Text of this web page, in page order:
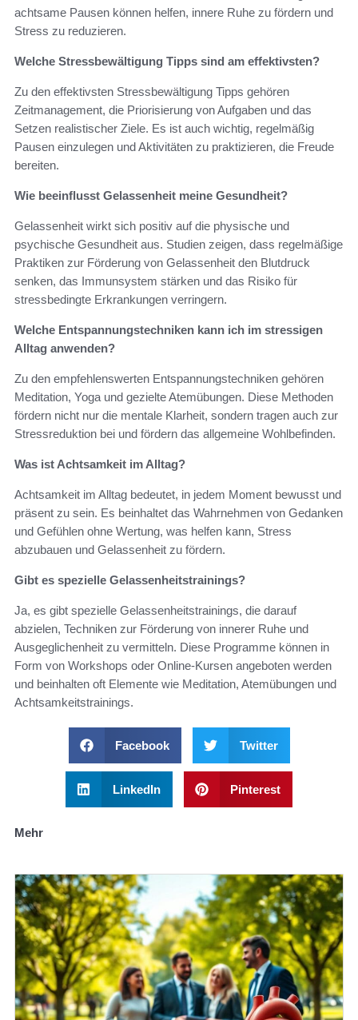
achtsame Pausen können helfen, innere Ruhe zu fördern und
Stress zu reduzieren.
Welche Stressbewältigung Tipps sind am effektivsten?
Zu den effektivsten Stressbewältigung Tipps gehören
Zeitmanagement, die Priorisierung von Aufgaben und das
Setzen realistischer Ziele. Es ist auch wichtig, regelmäßig
Pausen einzulegen und Aktivitäten zu praktizieren, die Freude
bereiten.
Wie beeinflusst Gelassenheit meine Gesundheit?
Gelassenheit wirkt sich positiv auf die physische und
psychische Gesundheit aus. Studien zeigen, dass regelmäßige
Praktiken zur Förderung von Gelassenheit den Blutdruck
senken, das Immunsystem stärken und das Risiko für
stressbedingte Erkrankungen verringern.
Welche Entspannungstechniken kann ich im stressigen
Alltag anwenden?
Zu den empfehlenswerten Entspannungstechniken gehören
Meditation, Yoga und gezielte Atemübungen. Diese Methoden
fördern nicht nur die mentale Klarheit, sondern tragen auch zur
Stressreduktion bei und fördern das allgemeine Wohlbefinden.
Was ist Achtsamkeit im Alltag?
Achtsamkeit im Alltag bedeutet, in jedem Moment bewusst und
präsent zu sein. Es beinhaltet das Wahrnehmen von Gedanken
und Gefühlen ohne Wertung, was helfen kann, Stress
abzubauen und Gelassenheit zu fördern.
Gibt es spezielle Gelassenheitstrainings?
Ja, es gibt spezielle Gelassenheitstrainings, die darauf
abzielen, Techniken zur Förderung von innerer Ruhe und
Ausgeglichenheit zu vermitteln. Diese Programme können in
Form von Workshops oder Online-Kursen angeboten werden
und beinhalten oft Elemente wie Meditation, Atemübungen und
Achtsamkeitstrainings.
Facebook Twitter
LinkedIn Pinterest
Mehr